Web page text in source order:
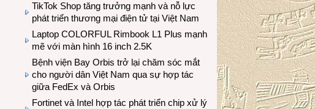
TikTok Shop tăng trưởng mạnh và nỗ lực
phát triển thương mại điện tử tại Việt Nam
Laptop COLORFUL Rimbook L1 Plus mạnh
mẽ với màn hình 16 inch 2.5K
Bệnh viện Bay Orbis trở lại chăm sóc mắt
cho người dân Việt Nam qua sự hợp tác
giữa FedEx và Orbis
Fortinet và Intel hợp tác phát triển chip xử lý